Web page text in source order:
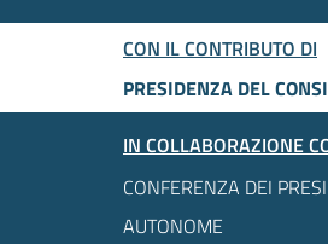
CON IL CONTRIBUTO DI
PRESIDENZA DEL
IN COLLABORAZIONE
CONFERENZA DEI
AUTONOME